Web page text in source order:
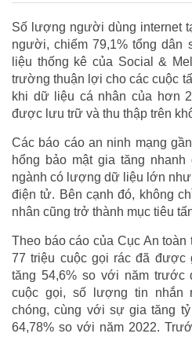
Số lượng người dùng internet
người, chiếm 79,1% tổng dân
liệu thống kê của Social &
trường thuận lợi cho các cuộc
khi dữ liệu cá nhân của hơn
được lưu trữ và thu thập trên
Các báo cáo an ninh mạng
hổng bảo mật gia tăng
ngành có lượng dữ liệu lớn
điện tử. Bên cạnh đó, không
nhân cũng trở thành mục tiêu
Theo báo cáo của Cục An
77 triệu cuộc gọi rác đã được
tăng 54,6% so với năm
cuộc gọi, số lượng tin nhắn
chóng, cùng với sự gia tăng
64,78% so với năm 2022.